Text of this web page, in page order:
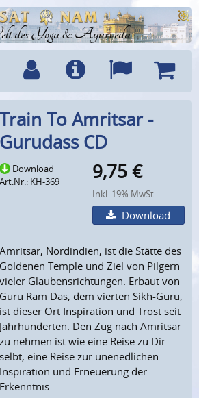
des Yoga & Ayurveda
Benutzerkonto
Info Sprachen
Train To Amritsar -
Gurudass CD
Download
Art.Nr.: KH-369
9,75 €
Inkl. 19% MwSt.
Download
Amritsar, Nordindien, ist die Stätte des
Goldenen Temple und Ziel von Pilgern
vieler Glaubensrichtungen. Erbaut von
Guru Ram Das, dem vierten Sikh-Guru,
ist dieser Ort Inspiration und Trost seit
Jahrhunderten. Den Zug nach Amritsar
zu nehmen ist wie eine Reise zu Dir
selbt, eine Reise zur unenedlichen
Inspiration und Erneuerung der
Erkenntnis.